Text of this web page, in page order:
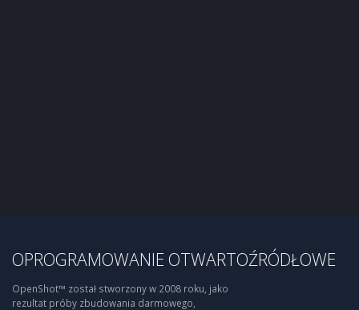
OPROGRAMOWANIE OTWARTOŹRÓDŁOWE
OpenShot™ został stworzony w 2008 roku, jako
rezultat próby zbudowania darmowego,